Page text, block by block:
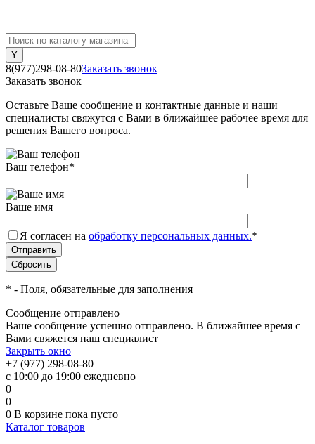
8(977)298-08-80Заказать звонок
Заказать звонок
Оставьте Ваше сообщение и контактные данные и наши
специалисты свяжутся с Вами в ближайшее рабочее время для
решения Вашего вопроса.
Ваш телефон*
Ваше имя
Я согласен на обработку персональных данных.*
* - Поля, обязательные для заполнения
Сообщение отправлено
Ваше сообщение успешно отправлено. В ближайшее время с
Вами свяжется наш специалист
Закрыть окно
+7 (977) 298-08-80
с 10:00 до 19:00 ежедневно
0
0
0 В корзине пока пусто
Каталог товаров